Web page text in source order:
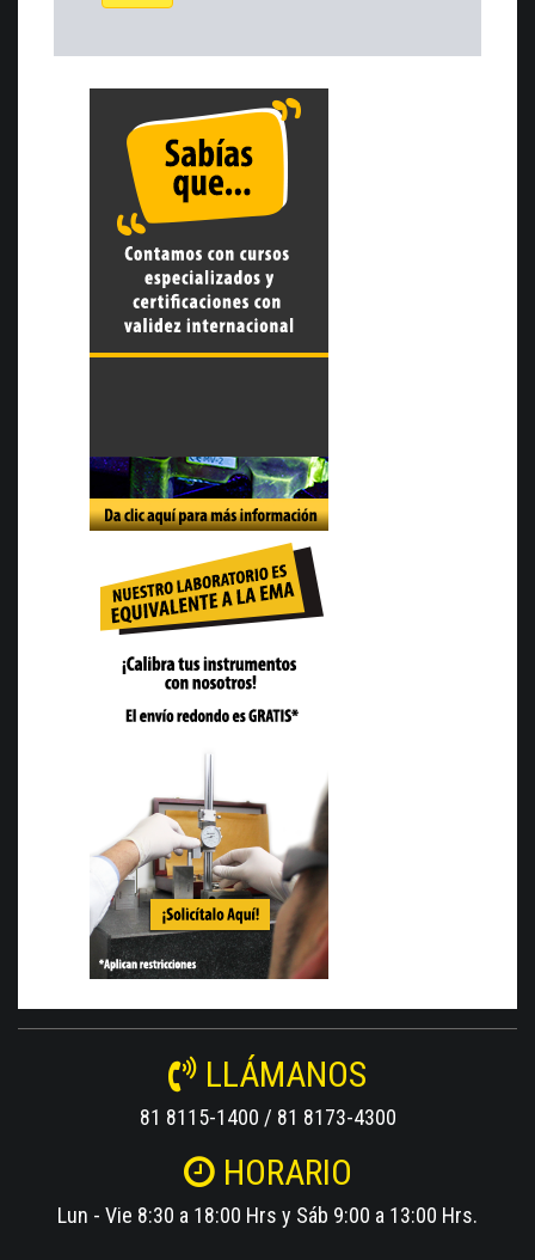
LLÁMANOS
81 8115-1400 / 81 8173-4300
HORARIO
Lun - Vie 8:30 a 18:00 Hrs y Sáb 9:00 a 13:00 Hrs.